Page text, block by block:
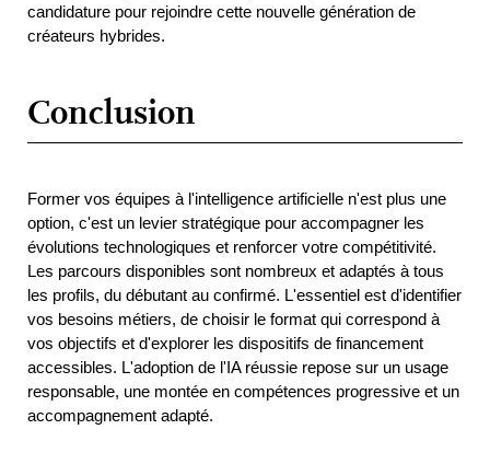
candidature pour rejoindre cette nouvelle génération de
créateurs hybrides.
Conclusion
Former vos équipes à l'intelligence artificielle n'est plus une
option, c'est un levier stratégique pour accompagner les
évolutions technologiques et renforcer votre compétitivité.
Les parcours disponibles sont nombreux et adaptés à tous
les profils, du débutant au confirmé. L'essentiel est d'identifier
vos besoins métiers, de choisir le format qui correspond à
vos objectifs et d'explorer les dispositifs de financement
accessibles. L'adoption de l'IA réussie repose sur un usage
responsable, une montée en compétences progressive et un
accompagnement adapté.